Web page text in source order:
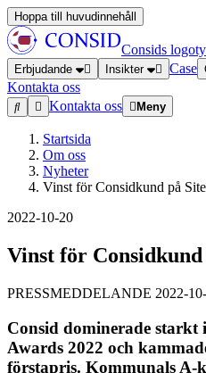
Hoppa till huvudinnehåll
Consids
Erbjudande Insikter Case
Kontakta oss
Kontakta oss
Meny
Startsida
Om oss
Nyheter
Vinst för Considkund på
2022-10-20
Vinst för
PRESSMEDDELANDE 2022-
Consid dominerade starkt
Awards 2022 och
förstapris. Kommunals A-